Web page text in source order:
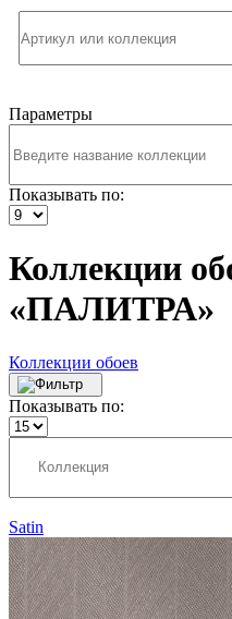
Параметры
Показывать по:
Коллекции
«ПАЛИТРА»
Коллекции обоев
Показывать по:
Satin